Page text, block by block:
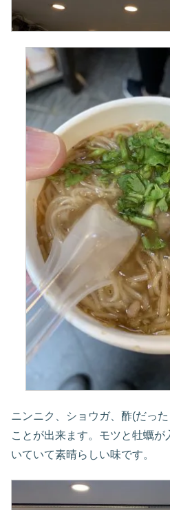
ニンニク、ショウガ、酢(だっ
ことが出来ます。モツと牡蠣
いていて素晴らしい味です。